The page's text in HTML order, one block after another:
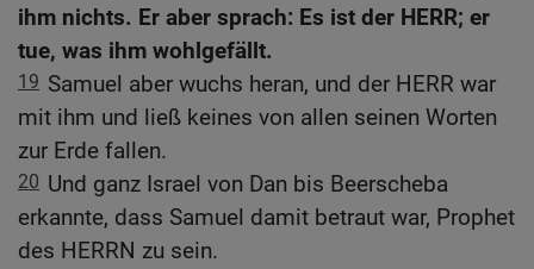
ihm nichts. Er aber sprach: Es ist der HERR; er
tue, was ihm wohlgefällt.
19 Samuel aber wuchs heran, und der HERR war
mit ihm und ließ keines von allen seinen Worten
zur Erde fallen.
20 Und ganz Israel von Dan bis Beerscheba
erkannte, dass Samuel damit betraut war, Prophet
des HERRN zu sein.